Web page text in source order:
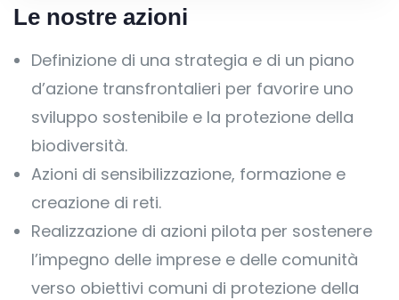
Le nostre azioni
Definizione di una strategia e di un piano
d’azione transfrontalieri per favorire uno
sviluppo sostenibile e la protezione della
biodiversità.
Azioni di sensibilizzazione, formazione e
creazione di reti.
Realizzazione di azioni pilota per sostenere
l’impegno delle imprese e delle comunità
verso obiettivi comuni di protezione della